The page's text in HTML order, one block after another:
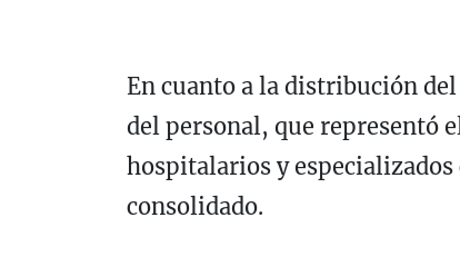
En cuanto a la distribución
del personal, que representó
hospitalarios y
consolidado.